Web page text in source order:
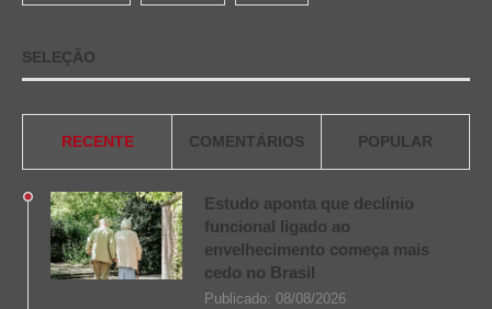
SELEÇÃO
RECENTE COMENTÁRIOS POPULAR
Estudo aponta que declínio
funcional ligado ao
envelhecimento começa mais
cedo no Brasil
Publicado: 08/08/2026